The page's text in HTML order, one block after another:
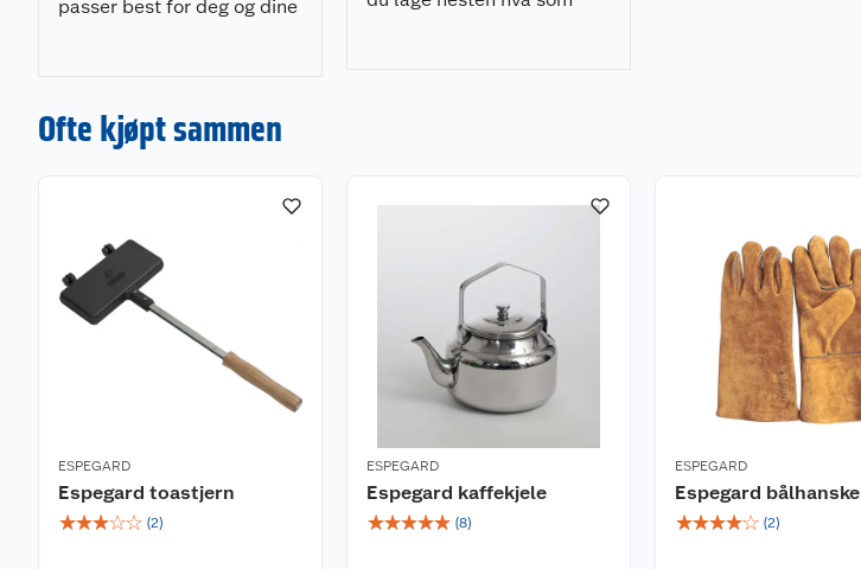
passer best for deg og dine
Ofte kjøpt sammen
ESPEGARD
Espegard toastjern
☆☆☆☆☆ (2)
ESPEGARD
Espegard kaffekjele
☆☆☆☆☆ (8)
ESPEGARD
Espegard bålhanske
☆☆☆☆☆ (2)